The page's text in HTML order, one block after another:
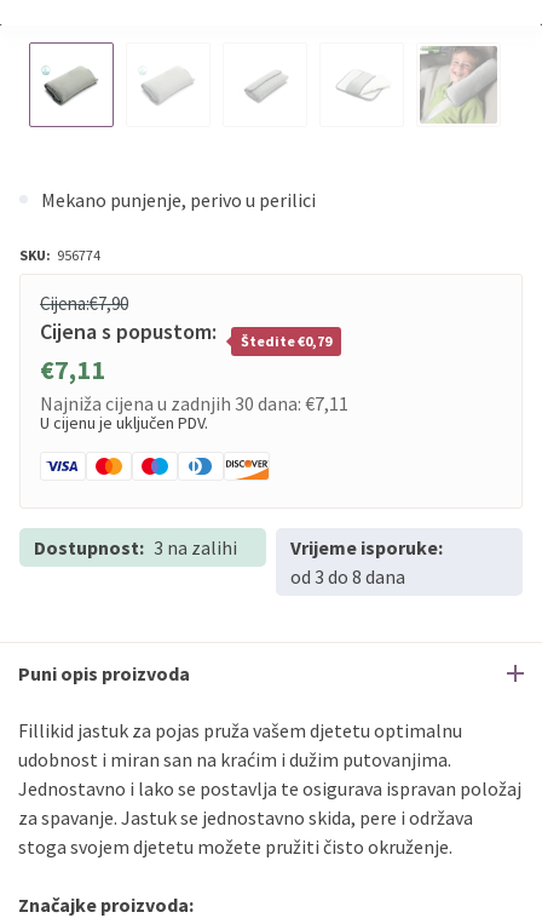
Mekano punjenje, perivo u perilici
SKU: 956774
Cijena:€7,90
Cijena s popustom:
€7,11
Štedite €0,79
Najniža cijena u zadnjih 30 dana: €7,11
U cijenu je uključen PDV.
Dostupnost: 3 na zalihi
Vrijeme isporuke:
od 3 do 8 dana
Puni opis proizvoda
Fillikid jastuk za pojas pruža vašem djetetu optimalnu
udobnost i miran san na kraćim i dužim putovanjima.
Jednostavno i lako se postavlja te osigurava ispravan položaj
za spavanje. Jastuk se jednostavno skida, pere i održava
stoga svojem djetetu možete pružiti čisto okruženje.
Značajke proizvoda: